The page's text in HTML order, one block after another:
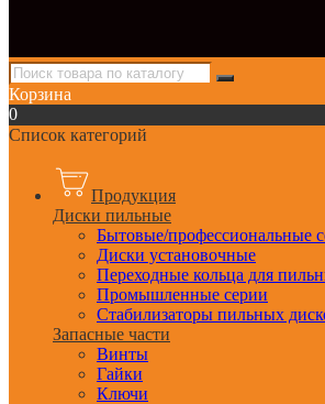
Корзина
0
Список категорий
Продукция
Диски пильные
Бытовые/профессиональные
Диски установочные
Переходные кольца для
Промышленные серии
Стабилизаторы пильных
Запасные части
Винты
Гайки
Ключи